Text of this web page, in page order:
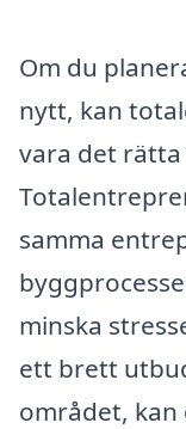
Om du
nytt, kan
vara det
samma
minska
ett brett
området, kan